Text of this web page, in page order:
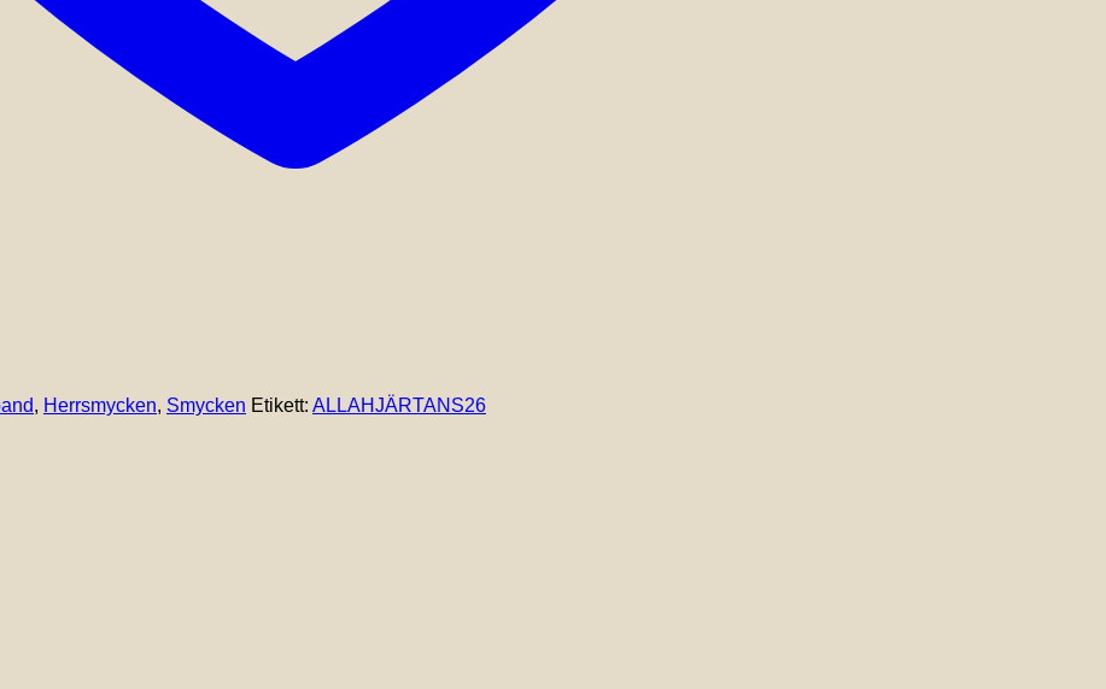
, Herrsmycken, Smycken Etikett: ALLAHJÄRTANS26